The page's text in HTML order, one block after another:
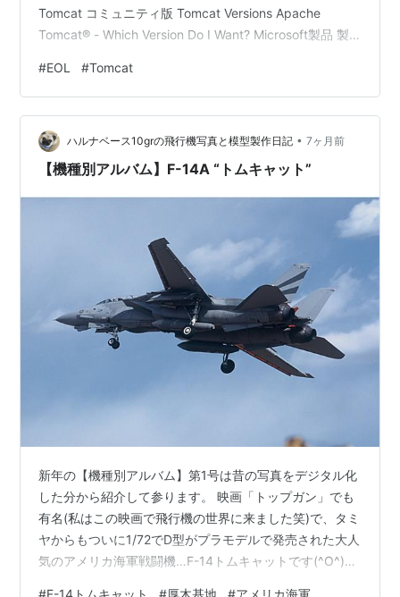
Tomcat コミュニティ版 Tomcat Versions Apache
Tomcat® - Which Version Do I Want? Microsoft製品 製
Search Product and Services Lifecycle Information・英
語 OpenJDK RHEL版 OpenJ…
#EOL #Tomcat
ハルナベース10grの飛行機写真と模型製作日記 • 7ヶ月前
【機種別アルバム】F-14A “トムキャット”
新年の【機種別アルバム】第1号は昔の写真をデジタル化
した分から紹介して参ります。 映画「トップガン」でも
有名(私はこの映画で飛行機の世界に来ました笑)で、タミ
ヤからもついに1/72でD型がプラモデルで発売された大人
気のアメリカ海軍戦闘機…F-14トムキャットです(^O^)